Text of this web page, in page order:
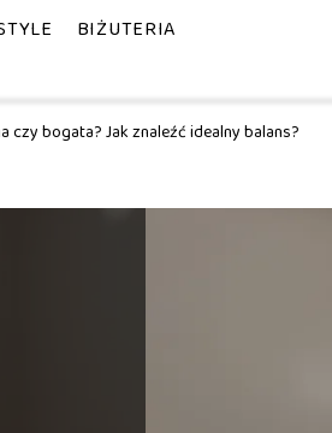
BIŻUTERIA
czy bogata? Jak znaleźć idealny balans?